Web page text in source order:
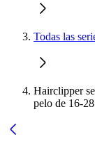
Todas las
Hairclipper
pelo de 16-